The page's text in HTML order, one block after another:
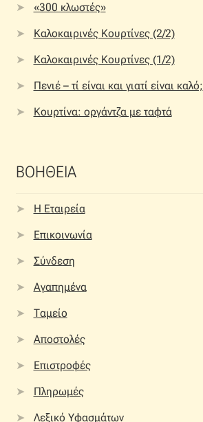
«300 κλωστές»
Καλοκαιρινές Κουρτίνες (2/2)
Καλοκαιρινές Κουρτίνες (1/2)
Πενιέ – τί είναι και γιατί είναι καλό;
Κουρτίνα: οργάντζα με ταφτά
ΒΟΗΘΕΙΑ
Η Εταιρεία
Επικοινωνία
Σύνδεση
Αγαπημένα
Ταμείο
Αποστολές
Επιστροφές
Πληρωμές
Λεξικό Υφασμάτων